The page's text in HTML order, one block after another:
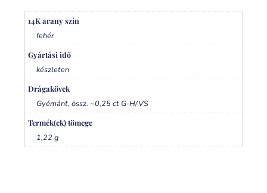
14K arany szín
fehér
Gyártási idő
készleten
Drágakövek
Gyémánt, össz. ~0,25 ct G-H/VS
Termék(ek) tömege
1,22 g